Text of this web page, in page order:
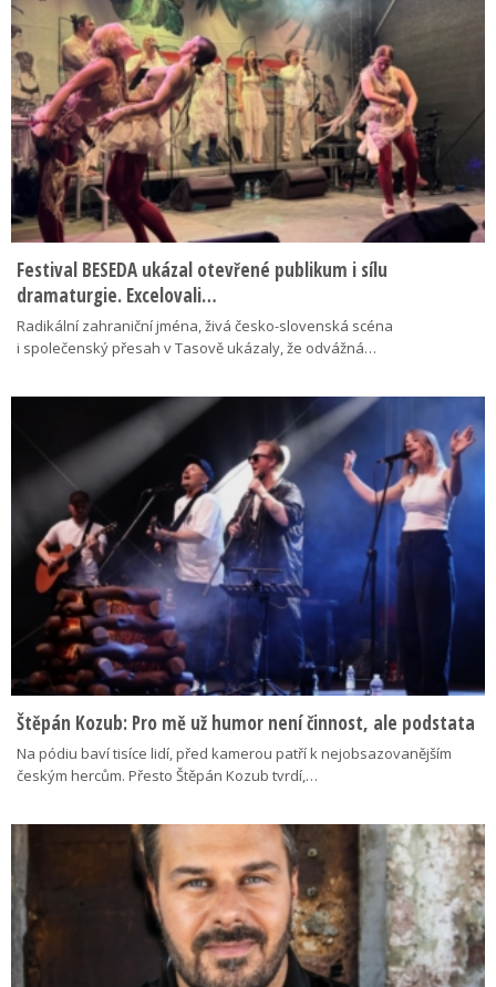
Festival BESEDA ukázal otevřené publikum i sílu
dramaturgie. Excelovali…
Radikální zahraniční jména, živá česko-slovenská scéna
i společenský přesah v Tasově ukázaly, že odvážná…
Štěpán Kozub: Pro mě už humor není činnost, ale podstata
Na pódiu baví tisíce lidí, před kamerou patří k nejobsazovanějším
českým hercům. Přesto Štěpán Kozub tvrdí,…